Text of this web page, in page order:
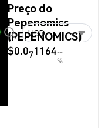
Preço do
Pepenomics
(PEPENOMICS)
$0.071164--
%
USD